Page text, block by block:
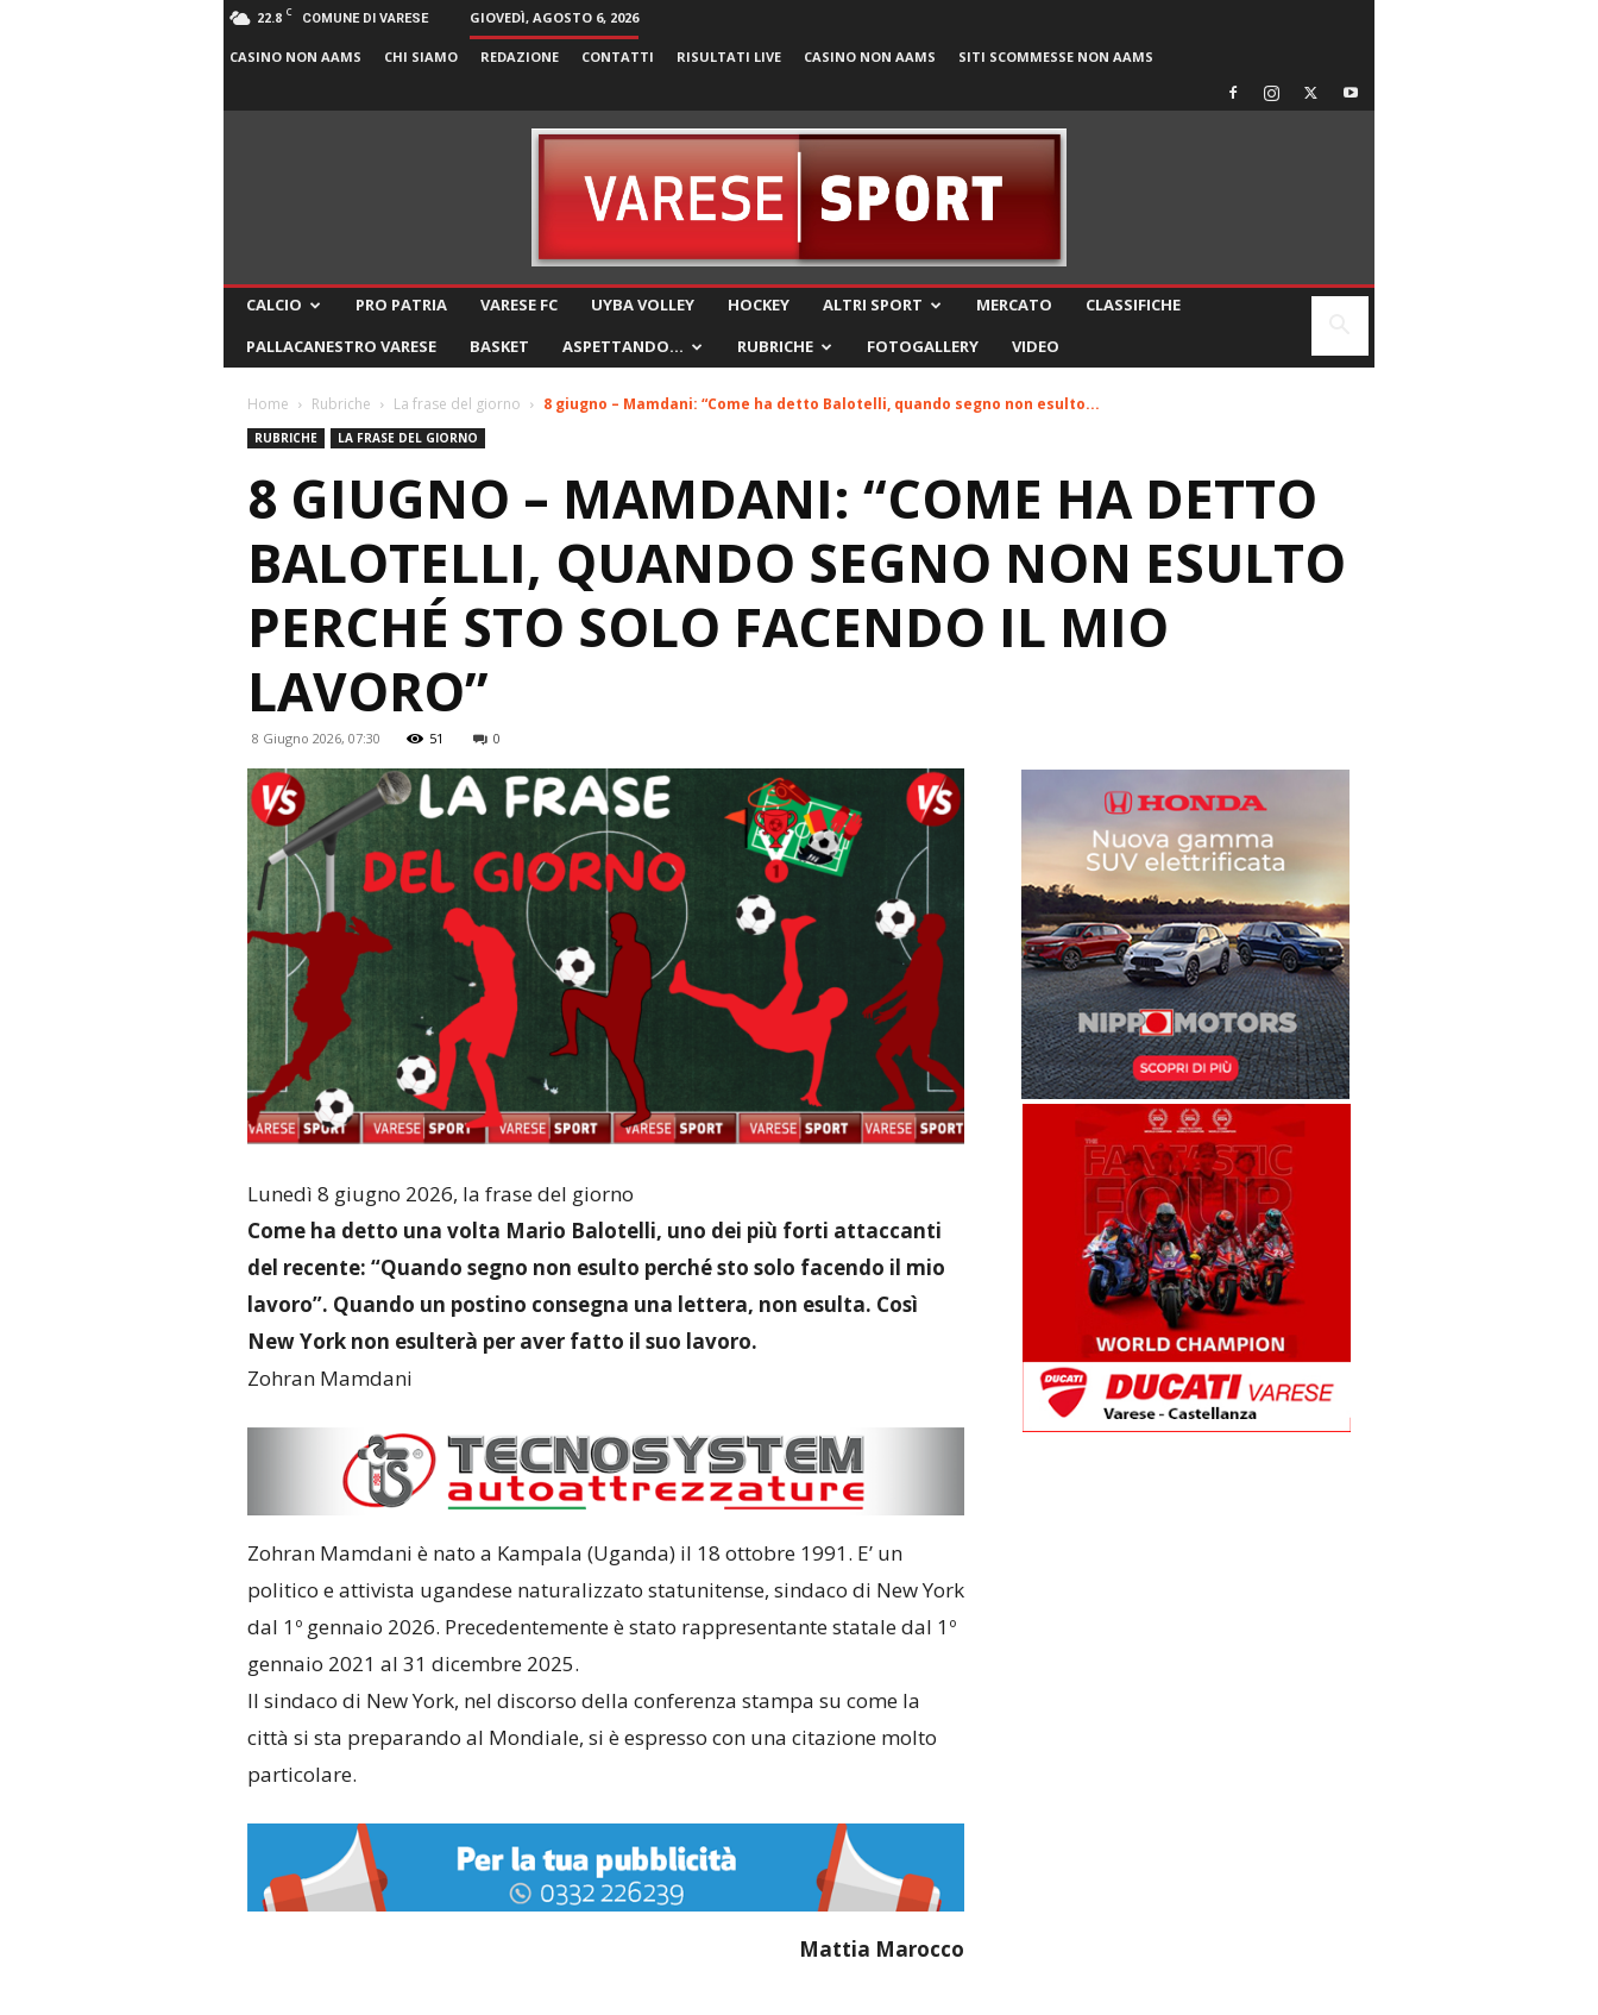
22.8 C COMUNE DI VARESE GIOVEDÌ, AGOSTO 6, 2026
CASINO NON AAMS CHI SIAMO REDAZIONE CONTATTI RISULTATI LIVE CASINO NON AAMS SITI SCOMMESSE NON AAMS
CALCIO PRO PATRIA VARESE FC UYBA VOLLEY HOCKEY ALTRI SPORT MERCATO
CLASSIFICHE
PALLACANESTRO VARESE
BASKET ASPETTANDO… RUBRICHE FOTOGALLERY VIDEO
Home Rubriche La frase del giorno 8 giugno – Mamdani: “Come ha detto Balotelli, quando segno non esulto...
RUBRICHE LA FRASE DEL GIORNO
8 GIUGNO – MAMDANI: “COME HA DETTO
BALOTELLI, QUANDO SEGNO NON ESULTO
PERCHÉ STO SOLO FACENDO IL MIO
LAVORO”
8 Giugno 2026, 07:30 51 0
Lunedì 8 giugno 2026, la frase del giorno
Come ha detto una volta Mario Balotelli, uno dei più forti attaccanti
del recente: “Quando segno non esulto perché sto solo facendo il mio
lavoro”. Quando un postino consegna una lettera, non esulta. Così
New York non esulterà per aver fatto il suo lavoro.
Zohran Mamdani
Zohran Mamdani è nato a Kampala (Uganda) il 18 ottobre 1991. E’ un
politico e attivista ugandese naturalizzato statunitense, sindaco di New York
dal 1º gennaio 2026. Precedentemente è stato rappresentante statale dal 1º
gennaio 2021 al 31 dicembre 2025.
Il sindaco di New York, nel discorso della conferenza stampa su come la
città si sta preparando al Mondiale, si è espresso con una citazione molto
particolare.
Mattia Marocco